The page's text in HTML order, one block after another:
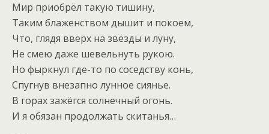
Мир приобрёл такую тишину,
Таким блаженством дышит и покоем,
Что, глядя вверх на звёзды и луну,
Не смею даже шевельнуть рукою.
Но фыркнул где-то по соседству конь,
Спугнув внезапно лунное сиянье.
В горах зажёгся солнечный огонь.
И я обязан продолжать скитанья…